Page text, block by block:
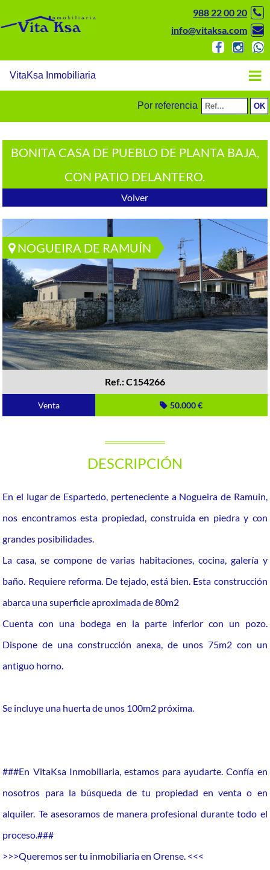
988 22 00 20
info@vitaksa.com
VitaKsa Inmobiliaria
Por referencia
BONITA CASA DE PUEBLO DE PLANTA BAJA,
CON PATIO DELANTERO.
Volver
NOGUEIRA DE RAMUÍN
Ref.: C154266
Venta 50.000 €
DESCRIPCIÓN
En el lugar de Espartedo, perteneciente a Nogueira de Ramuin,
nos encontramos esta propiedad, construida en piedra y con
grandes posibilidades.
La casa, se compone de varias habitaciones, cocina, galería y
baño. Requiere reforma. De tejado, está bien. Esta construcción
abarca una superficie aproximada de 80m2
Cuenta con una bodega en la parte inferior con un pozo.
Dispone de una construcción anexa, de unos 75m2 con un
antiguo horno.
Se incluye una huerta de unos 100m2 próxima.
###En VitaKsa Inmobiliaria, estamos para ayudarte. Confía en
nosotros para la búsqueda de tu propiedad en venta o en
alquiler. Te asesoramos de manera profesional durante todo el
proceso.###
>>>Queremos ser tu inmobiliaria en Orense. <<<